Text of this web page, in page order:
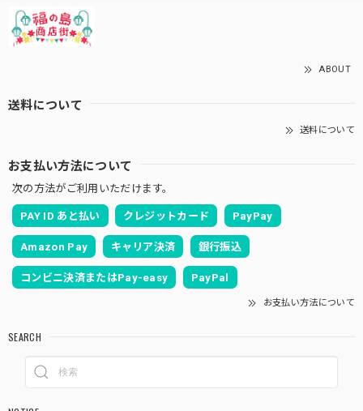
ABOUT
送料について
送料について
お支払い方法について
次の方法がご利用いただけます。
PAY ID あと払い クレジットカード PayPay
Amazon Pay キャリア決済 銀行振込
コンビニ決済またはPay-easy PayPal
お支払い方法について
SEARCH